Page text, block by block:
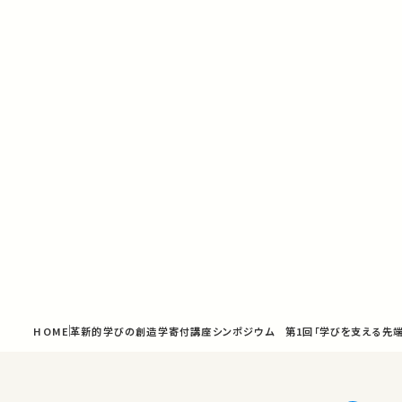
HOME革新的学びの創造学寄付講座シンポジウム 第1回「学びを支える先